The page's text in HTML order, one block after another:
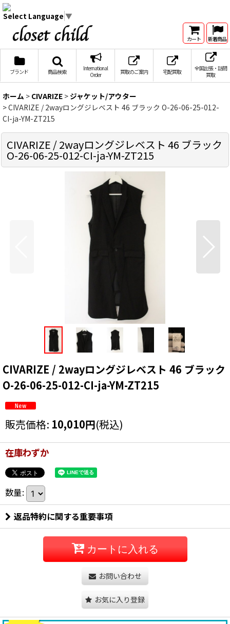
Select Language ▼
カート 新着商品
ブランド 商品検索
International
Order
買取のご案内 宅配買取
全国出張・訪問
買取
ホーム > CIVARIZE > ジャケット/アウター
>CIVARIZE / 2wayロングジレベスト 46 ブラック O-26-06-25-012-
CI-ja-YM-ZT215
CIVARIZE / 2wayロングジレベスト 46 ブラック
O-26-06-25-012-CI-ja-YM-ZT215
CIVARIZE / 2wayロングジレベスト 46 ブラック
O-26-06-25-012-CI-ja-YM-ZT215
販売価格: 10,010円(税込)
在庫わずか
数量:
返品特約に関する重要事項
カートに入れる
お問い合わせ
お気に入り登録